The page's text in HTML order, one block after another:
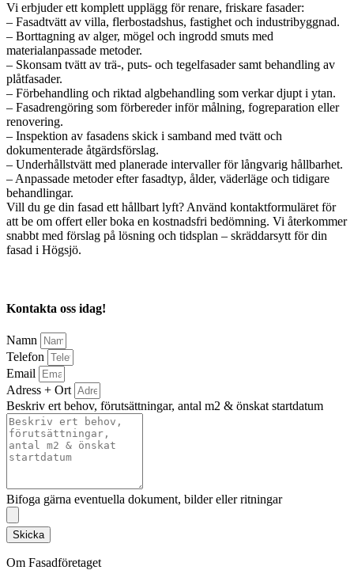
Vi erbjuder ett komplett upplägg för renare, friskare fasader:
– Fasadtvätt av villa, flerbostadshus, fastighet och industribyggnad.
– Borttagning av alger, mögel och ingrodd smuts med
materialanpassade metoder.
– Skonsam tvätt av trä-, puts- och tegelfasader samt behandling av
plåtfasader.
– Förbehandling och riktad algbehandling som verkar djupt i ytan.
– Fasadrengöring som förbereder inför målning, fogreparation eller
renovering.
– Inspektion av fasadens skick i samband med tvätt och
dokumenterade åtgärdsförslag.
– Underhållstvätt med planerade intervaller för långvarig hållbarhet.
– Anpassade metoder efter fasadtyp, ålder, väderläge och tidigare
behandlingar.
Vill du ge din fasad ett hållbart lyft? Använd kontaktformuläret för
att be om offert eller boka en kostnadsfri bedömning. Vi återkommer
snabbt med förslag på lösning och tidsplan – skräddarsytt för din
fasad i Högsjö.
Kontakta oss idag!
Namn
Telefon
Email
Adress + Ort
Beskriv ert behov, förutsättningar, antal m2 & önskat startdatum
Bifoga gärna eventuella dokument, bilder eller ritningar
Skicka
Om Fasadföretaget